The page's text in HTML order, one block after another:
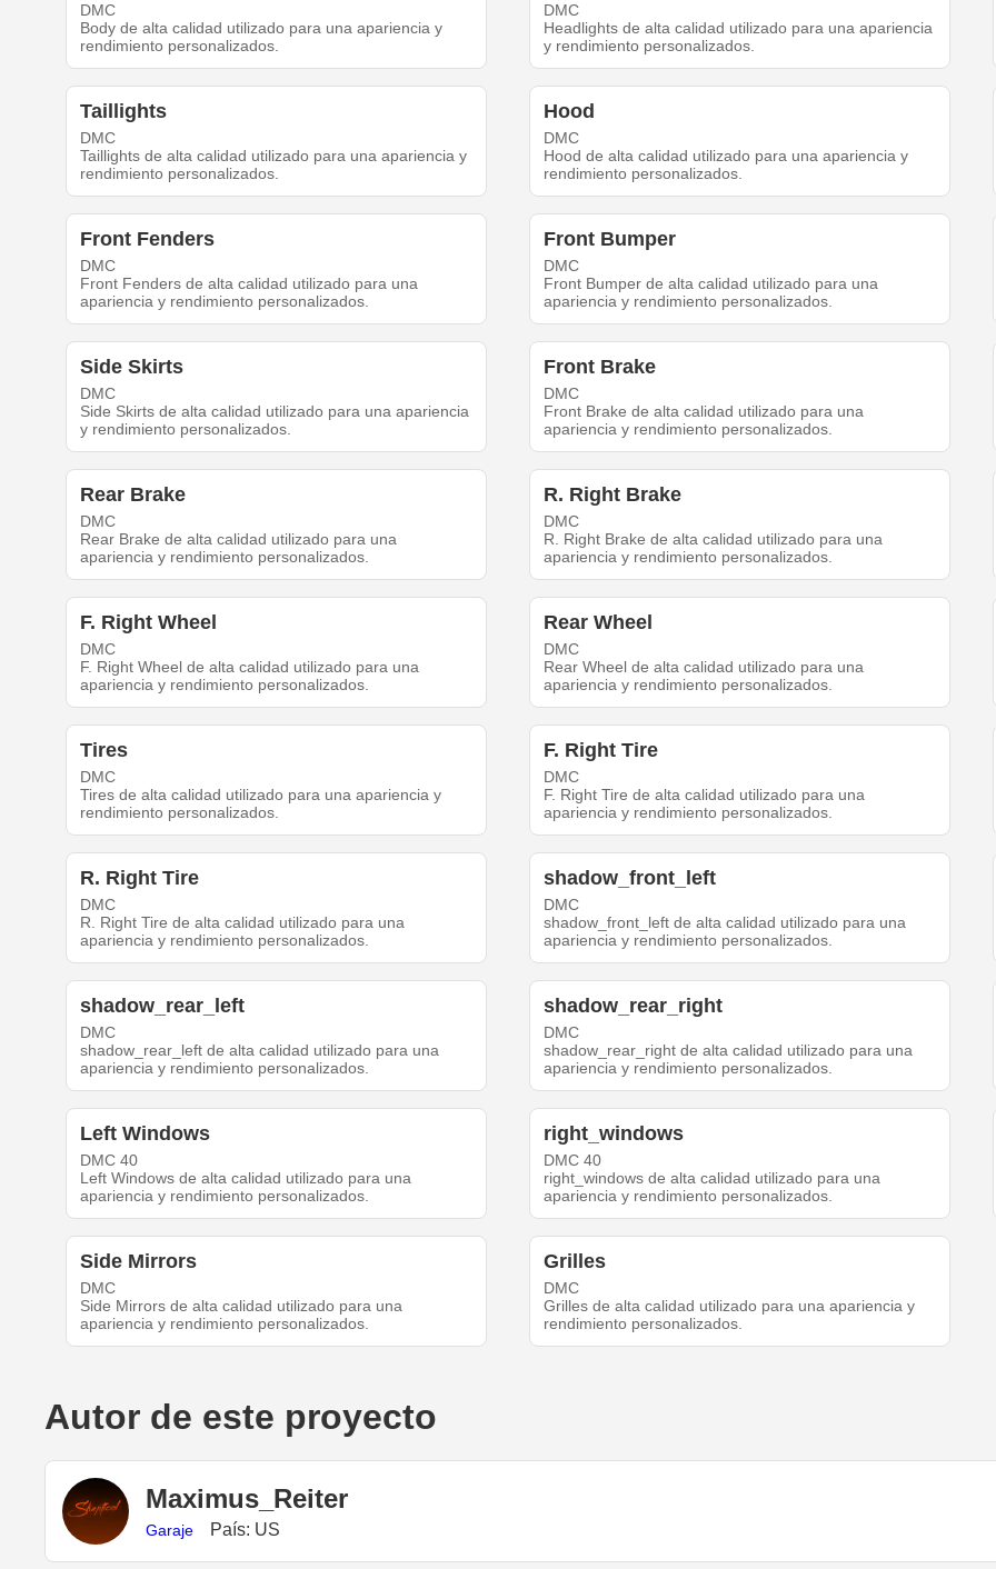
DMC
Body de alta calidad utilizado para una apariencia y
rendimiento personalizados.
DMC
Headlights de alta calidad utilizado para una apariencia
y rendimiento personalizados.
Taillights
DMC
Taillights de alta calidad utilizado para una apariencia y
rendimiento personalizados.
Hood
DMC
Hood de alta calidad utilizado para una apariencia y
rendimiento personalizados.
Front Fenders
DMC
Front Fenders de alta calidad utilizado para una
apariencia y rendimiento personalizados.
Front Bumper
DMC
Front Bumper de alta calidad utilizado para una
apariencia y rendimiento personalizados.
Side Skirts
DMC
Side Skirts de alta calidad utilizado para una apariencia
y rendimiento personalizados.
Front Brake
DMC
Front Brake de alta calidad utilizado para una
apariencia y rendimiento personalizados.
Rear Brake
DMC
Rear Brake de alta calidad utilizado para una
apariencia y rendimiento personalizados.
R. Right Brake
DMC
R. Right Brake de alta calidad utilizado para una
apariencia y rendimiento personalizados.
F. Right Wheel
DMC
F. Right Wheel de alta calidad utilizado para una
apariencia y rendimiento personalizados.
Rear Wheel
DMC
Rear Wheel de alta calidad utilizado para una
apariencia y rendimiento personalizados.
Tires
DMC
Tires de alta calidad utilizado para una apariencia y
rendimiento personalizados.
F. Right Tire
DMC
F. Right Tire de alta calidad utilizado para una
apariencia y rendimiento personalizados.
R. Right Tire
DMC
R. Right Tire de alta calidad utilizado para una
apariencia y rendimiento personalizados.
shadow_front_left
DMC
shadow_front_left de alta calidad utilizado para una
apariencia y rendimiento personalizados.
shadow_rear_left
DMC
shadow_rear_left de alta calidad utilizado para una
apariencia y rendimiento personalizados.
shadow_rear_right
DMC
shadow_rear_right de alta calidad utilizado para una
apariencia y rendimiento personalizados.
Left Windows
DMC 40
Left Windows de alta calidad utilizado para una
apariencia y rendimiento personalizados.
right_windows
DMC 40
right_windows de alta calidad utilizado para una
apariencia y rendimiento personalizados.
Side Mirrors
DMC
Side Mirrors de alta calidad utilizado para una
apariencia y rendimiento personalizados.
Grilles
DMC
Grilles de alta calidad utilizado para una apariencia y
rendimiento personalizados.
Autor de este proyecto
Maximus_Reiter
Garaje País: US